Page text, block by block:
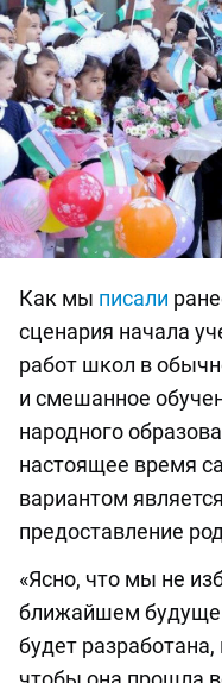
Как мы писали
сценария начала
работ школ в
и смешанное
народного
настоящее время
вариантом
предоставление
«Ясно, что мы не
ближайшем
будет